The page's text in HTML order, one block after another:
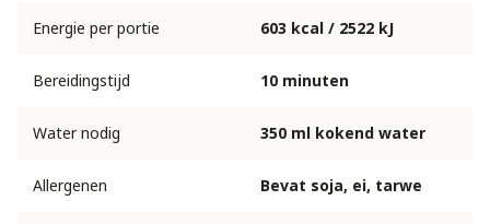
Energie per portie 603 kcal / 2522 kJ
Bereidingstijd 10 minuten
Water nodig 350 ml kokend water
Allergenen Bevat soja, ei, tarwe